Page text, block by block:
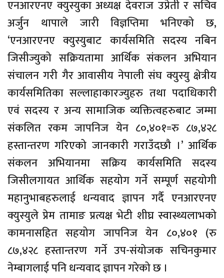
एनआरएनए क्युस्युका अध्यक्ष देवराज उप्रेती र सचिव
अर्जुन थापाले जारी विज्ञप्तिमा भनिएको छ,
‘एनआरएनए क्युस्युबाट कार्यसमिति सदस्य नबिन
जिसीज्युको सक्रियतामा आर्थिक संकलन अभियान
संचालन गरी गैर आवासीय नेपाली संघ क्युस्यु क्षेत्रीय
कार्यसमितिका सल्लाहाकारज्युहरु तथा पदाधिकारी
एवं सदस्य र अन्य सामाजिक व्यक्तित्वहरुबाट जम्मा
संकलित रकम जापनिज येन ८०,४०१=रु ८७,४२८
हस्तान्तरण गरिएको जानकारी गराउँदछौ ।’ आर्थिक
संकलन अभियानमा सक्रिय कार्यसमिति सदस्य
जिसीलगायत आर्थिक सहयोग गर्ने सम्पूर्ण सहयोगी
महानुभाबहरुलाई धन्यवाद ज्ञापन गर्दै एनआरएनए
क्युस्युले प्रेम तामाङ प्रत्यक्ष भेटी शीघ्र स्वास्थ्यलाभको
कामनासहित सहयोग जापनिज येन ८०,४०१ (रु
८७,४२८ हस्तान्तरण गर्ने उप-संयोजक सचिनकुमार
नेम्बागलाई पनि धन्यवाद ज्ञापन गरेको छ ।